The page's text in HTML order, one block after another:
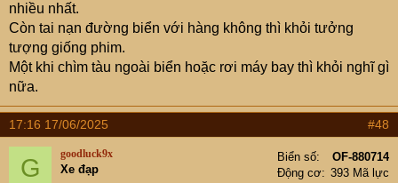
nhiều nhất.
Còn tai nạn đường biển với hàng không thì khỏi tưởng
tượng giống phim.
Một khi chìm tàu ngoài biển hoặc rơi máy bay thì khỏi nghĩ gì
nữa.
17:16 17/06/2025 #48
G goodluck9x
Xe đạp
Biển số
OF-880714
Động cơ
393 Mã lực